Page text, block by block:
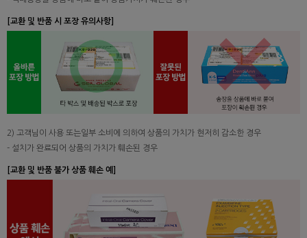
[교환 및 반품 시 포장 유의사항]
2) 고객님이 사용 또는일부 소비에 의하여 상품의 가치가 현저히 감소한 경우
- 설치가 완료되어 상품의 가치가 훼손된 경우
[교환 및 반품 불가 상품 훼손 예]